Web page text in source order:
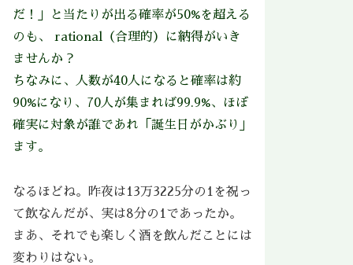
だ！」と当たりが出る確率が50%を超える
のも、 rational（合理的）に納得がいき
ませんか？
ちなみに、人数が40人になると確率は約
90%になり、70人が集まれば99.9%、ほぼ
確実に対象が誰であれ「誕生日がかぶり」
ます。
なるほどね。昨夜は13万3225分の1を祝っ
て飲なんだが、実は8分の1であったか。
まあ、それでも楽しく酒を飲んだことには
変わりはない。